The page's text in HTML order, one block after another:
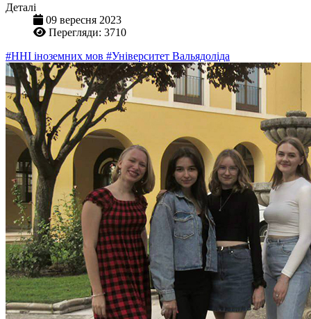
Деталі
09 вересня 2023
Перегляди: 3710
#ННІ іноземних мов #Університет Вальядоліда